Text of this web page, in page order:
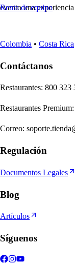
evento una
Renta de equipo
Colombia • Costa Rica
Contáctanos
Restaurantes: 800 323
Restaurantes Premium:
Correo:
Regulación
Documentos Legales
Blog
Artículos
Síguenos